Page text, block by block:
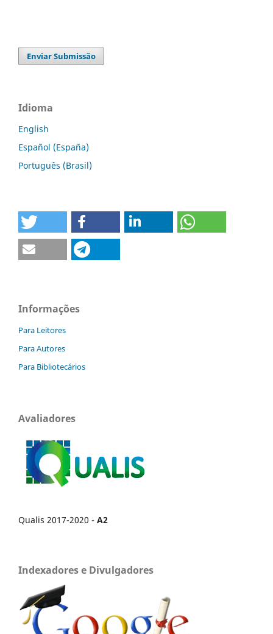
Enviar Submissão
Idioma
English
Español (España)
Português (Brasil)
Informações
Para Leitores
Para Autores
Para Bibliotecários
Avaliadores
Qualis 2017-2020 - A2
Indexadores e Divulgadores